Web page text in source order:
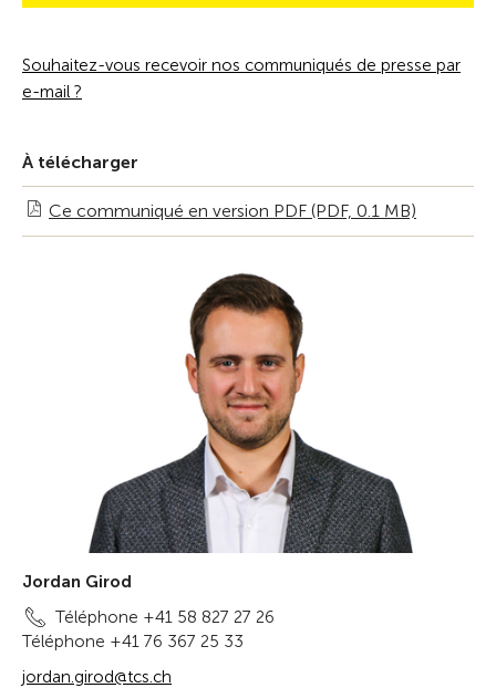
Souhaitez-vous recevoir nos communiqués de presse par
e-mail ?
À télécharger
Ce communiqué en version PDF (PDF, 0.1 MB)
Jordan Girod
Téléphone +41 58 827 27 26
Téléphone +41 76 367 25 33
jordan.girod@tcs.ch